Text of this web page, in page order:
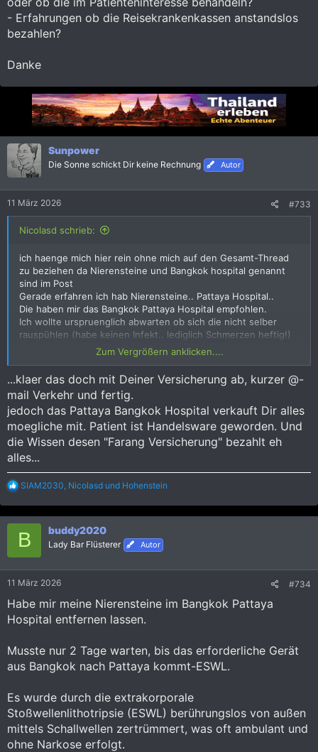
Mann kann sich aber auch nach der ersten med. Versorgung
verlegen lassen !
- Erfahrungen ob die Reisekrankenkassen anstandslos
bezahlen?
Danke
Sunpower
Die Sonne schickt Dir keine Rechnung Autor
11 März 2026 #733
Nicolasd schrieb:
ich haenge mich hier rein ohne mich auf den Gesamt-Thread
zu beziehen da Nierensteine und Bangkok hospital genannt
sind im Post
Gerade erfahren ich hab Nierensteine.. Pattaya Hospital..
Die haben mir das Bangkok Pattaya Hospital empfohlen.
Ich wollte urspruenglich abwarten ob sich die nicht selber
rauspühlen (habe keinen Infekt.. lediglich Schmerzen heftig!)
Nun lassen die Schmerzmittel nach und ich denke es geht
doch bald weiter ins Bangkok Pattaya Hospital.
(Habe eine Debeka Reisekrankenversicherung.. das
Kleingedruckte natuerlich nie gelesen)
- Wie sind die Erfahrungen im Bangkok Pattaya Hospital
(Alterntiven?)
- Irgendwelche Tips worauf man achten sollte?
- Hat jemand den EIndruck die 'verkaufen was geht' oder ob
die im Patienteninteresse behandeln?
- Erfahrungen ob die Reisekrankenkassen anstandslos
bezahlen?
Zum Vergrößern anklicken....
...klaer das doch mit Deiner Versicherung ab, kurzer @-
mail Verkehr und fertig.
jedoch das Pattaya Bangkok Hospital verkauft Dir alles
moegliche mit. Patient ist Handelsware geworden. Und
die Wissen desen "Farang Versicherung" bezahlt eh
alles...
R
a
k
i
n
SIAM2030 Nicolasd und Hohenstein
B buddy2020
Lady Bar Flüsterer Autor
11 März 2026 #734
Habe mir meine Nierensteine im Bangkok Pattaya
Hospital entfernen lassen.
Musste nur 2 Tage warten, bis das erforderliche Gerät
aus Bangkok nach Pattaya kommt-ESWL.
Es wurde durch die extrakorporale
Stoßwellenlithotripsie (ESWL) berührungslos von außen
mittels Schallwellen zertrümmert, was oft ambulant und
ohne Narkose erfolgt.